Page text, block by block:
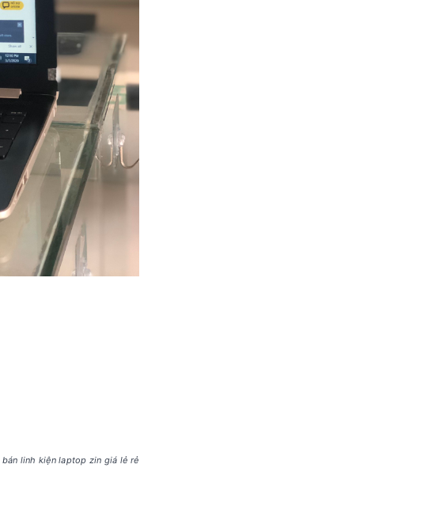
bán linh kiện laptop zin giá lẻ rẻ